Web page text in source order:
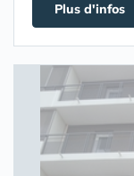
Plus d'infos